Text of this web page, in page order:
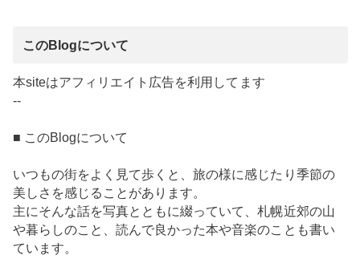
このBlogについて
本siteはアフィリエイト広告を利用してます
--
■ このBlogについて
いつもの街をよく見て歩くと、旅の様に感じたり季節の
美しさを感じることがあります。
主にそんな話を写真とともに綴っていて、札幌近郊の山
や暮らしのこと、読んで良かった本や音楽のことも書い
ています。